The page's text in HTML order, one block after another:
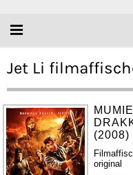
Jet Li
(2008)
original